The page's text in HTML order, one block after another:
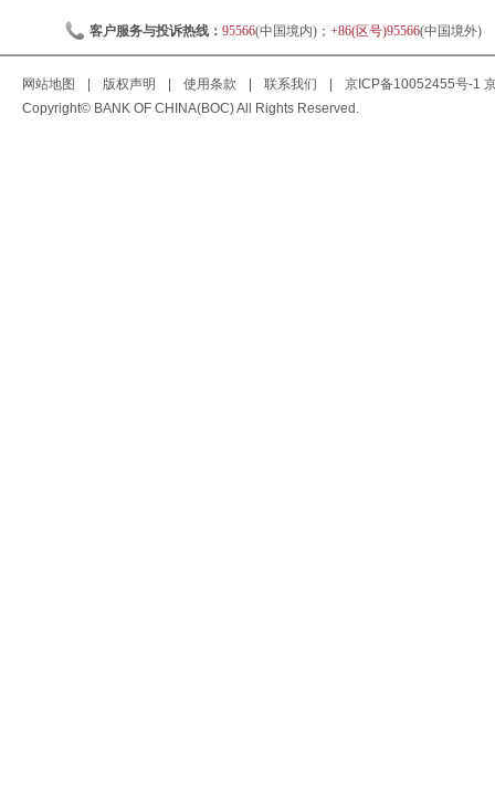
客户服务与投诉热线： 95566(中国境内)； +86(区号)95566(中国境外)
网站地图 版权声明 使用条款 联系我们 京ICP备10052455号-1
Copyright© BANK OF CHINA(BOC) All Rights Reserved.